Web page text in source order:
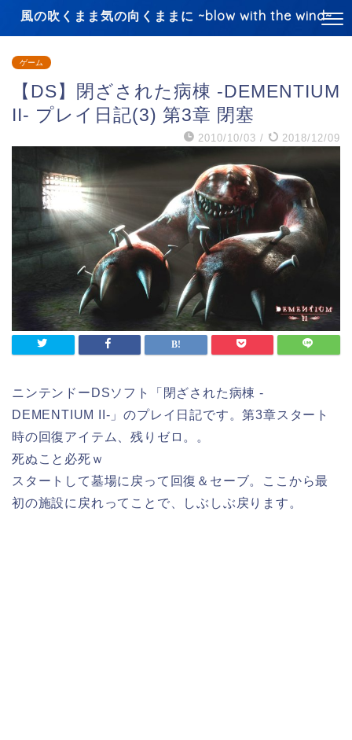
風の吹くまま気の向くままに ~blow with the wind~
ゲーム
【DS】閉ざされた病棟 -DEMENTIUM
II- プレイ日記(3) 第3章 閉塞
2010/10/03 / 2018/12/09
ニンテンドーDSソフト「閉ざされた病棟 -
DEMENTIUM II-」のプレイ日記です。第3章スタート
時の回復アイテム、残りゼロ。。
死ぬこと必死ｗ
スタートして墓場に戻って回復＆セーブ。ここから最
初の施設に戻れってことで、しぶしぶ戻ります。